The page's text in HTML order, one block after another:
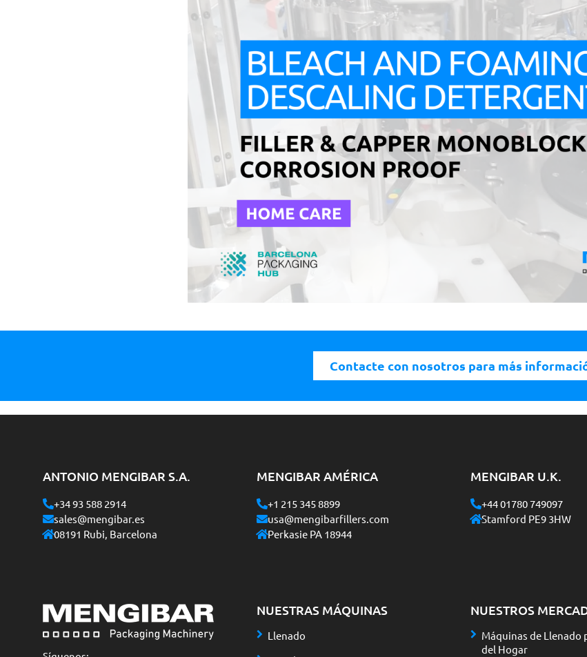
Contacte con nosotros para más
ANTONIO MENGIBAR S.A.
+34 93 588 2914
sales@mengibar.es
08191 Rubi, Barcelona
MENGIBAR AMÉRICA
+1 215 345 8899
usa@mengibarfillers.com
Perkasie PA 18944
MENGIBAR U.K.
+44 01780 749097
Stamford PE9 3HW
NUESTRAS MÁQUINAS
Llenado
NUESTROS
Máquinas de Llenado
del Hogar